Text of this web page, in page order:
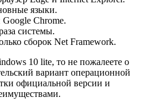
языки.
Chrome.
системы.
сборок Net Framework.
10 lite, то не пожалеете о
вариант операционной
официальной версии и